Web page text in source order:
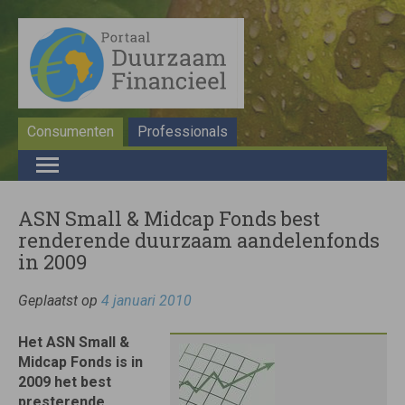
Consumenten Professionals
ASN Small & Midcap Fonds best
renderende duurzaam aandelenfonds
in 2009
Geplaatst op 4 januari 2010
Het ASN Small &
Midcap Fonds is in
2009 het best